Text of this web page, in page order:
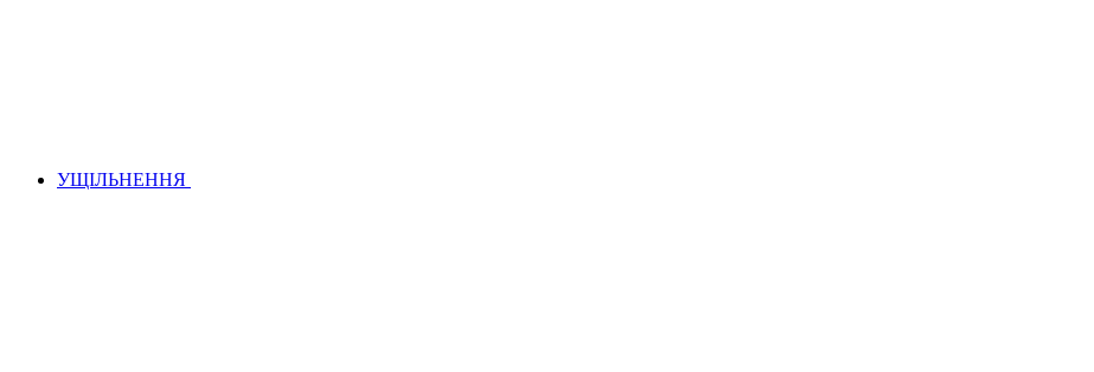
НАСОСИ-ДОЗАТОРИ
УЩІЛЬНЕННЯ